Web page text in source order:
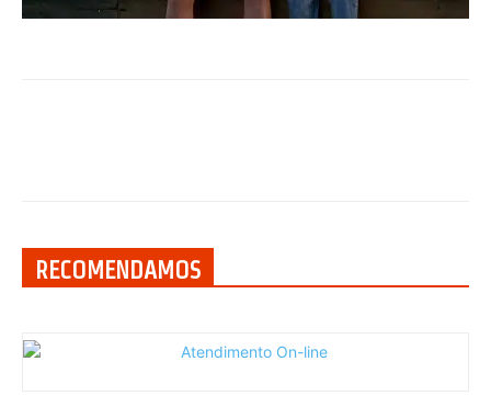
RECOMENDAMOS